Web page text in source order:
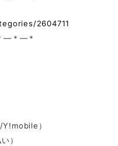
2604711
＊—＊
）
）